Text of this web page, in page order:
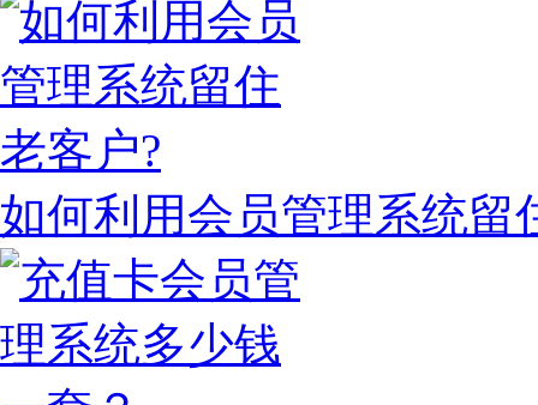
如何利用会员管理系统留